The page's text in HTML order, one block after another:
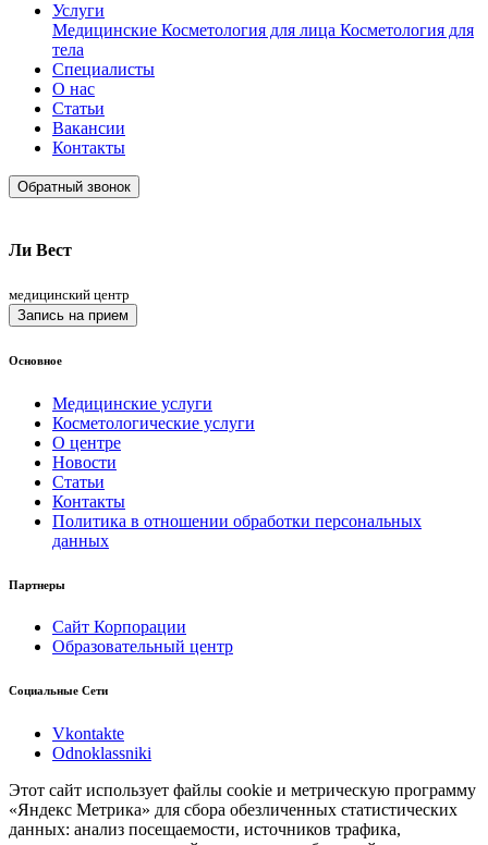
Услуги
Медицинские Косметология для лица Косметология для
тела
Специалисты
О нас
Статьи
Вакансии
Контакты
Обратный звонок
Ли Вест
медицинский центр
Запись на прием
Основное
Медицинские услуги
Косметологические услуги
О центре
Новости
Статьи
Контакты
Политика в отношении обработки персональных
данных
Партнеры
Сайт Корпорации
Образовательный центр
Социальные Сети
Vkontakte
Odnoklassniki
Этот сайт использует файлы cookie и метрическую программу
«Яндекс Метрика» для сбора обезличенных статистических
данных: анализ посещаемости, источников трафика,